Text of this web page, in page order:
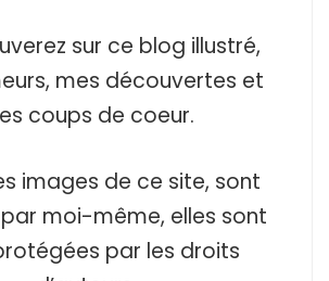
sur ce blog illustré,
mes découvertes et
coups de coeur.
images de ce site, sont
moi-même, elles sont
par les droits